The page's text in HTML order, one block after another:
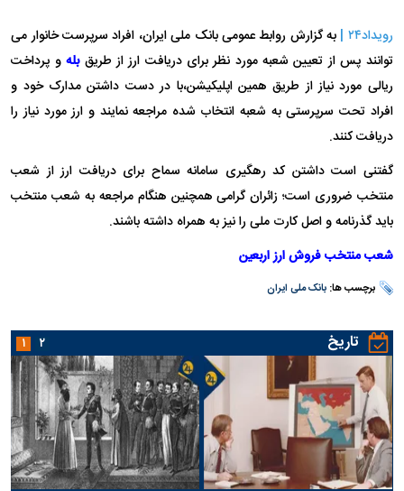
رویداد۲۴ |
به گزارش روابط عمومی بانک ملی ایران، افراد سرپرست خانوار می
توانند پس از تعیین شعبه مورد نظر برای دریافت ارز از طریق بلهو پرداخت
ریالی مورد نیاز از طریق همین اپلیکیشن،با در دست داشتن مدارک خود و
افراد تحت سرپرستی به شعبه انتخاب شده مراجعه نمایند و ارز مورد نیاز را
دریافت کنند.
گفتنی است داشتن کد رهگیری سامانه سماح برای دریافت ارز از شعب
منتخب ضروری است؛ زائران گرامی همچنین هنگام مراجعه به شعب منتخب
باید گذرنامه و اصل کارت ملی را نیز به همراه داشته باشند.
شعب منتخب فروش ارز اربعین
برچسب ها:بانک ملی ایران
تاریخ ۱ ۲